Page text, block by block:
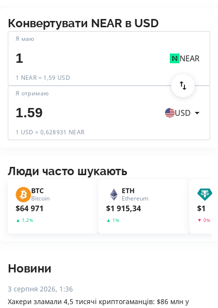
Конвертувати NEAR в USD
Я маю
1 NEAR = 1,59 USD
NEAR
Я отримаю
1 USD = 0,628931 NEAR
USD
Люди часто шукають
BTC
Bitcoin
$64 971
▲ 1,2%
ETH
Ethereum
$1 915,34
▲ 1%
$1
▼ 0%
Новини
3 серпня 2026, 1:36
Хакери зламали 4,5 тисячі криптогаманців: $86 млн у